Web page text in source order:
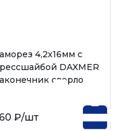
4,2х16мм с
DAXMER
сверло
₽/шт